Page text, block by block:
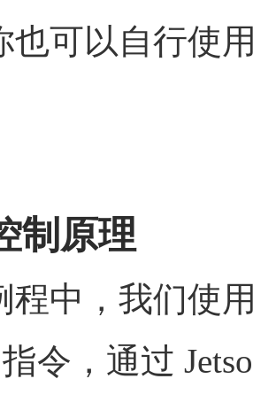
也可以自行使
制原理
程中，我们使
指令，通过